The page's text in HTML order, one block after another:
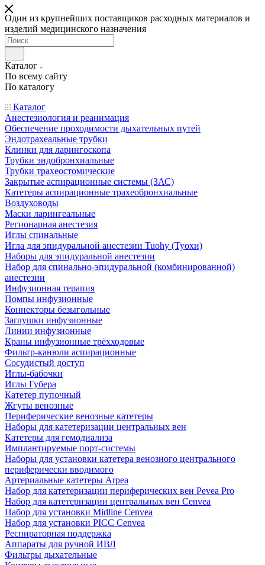
Один из крупнейших поставщиков расходных материалов и
изделий медицинского назначения
Каталог
По всему сайту
По каталогу
Каталог
Анестезиология и реанимация
Обеспечение проходимости дыхательных путей
Эндотрахеальные трубки
Клинки для ларингоскопа
Трубки эндобронхиальные
Трубки трахеостомические
Закрытые аспирационные системы (ЗАС)
Катетеры аспирационные трахеобронхиальные
Воздуховоды
Маски ларингеальные
Регионарная анестезия
Иглы спинальные
Игла для эпидуральной анестезии Tuohy (Туохи)
Наборы для эпидуральной анестезии
Набор для спинально-эпидуральной (комбинированной)
анестезии
Инфузионная терапия
Помпы инфузионные
Коннекторы безыгольные
Заглушки инфузионные
Линии инфузионные
Краны инфузионные трёхходовые
Фильтр-канюли аспирационные
Сосудистый доступ
Иглы-бабочки
Иглы Губера
Катетер пупочный
Жгуты венозные
Периферические венозные катетеры
Наборы для катетеризации центральных вен
Катетеры для гемодиализа
Имплантируемые порт‑системы
Наборы для установки катетера венозного центрального
периферически вводимого
Артериальные катетеры Arpea
Набор для катетеризации периферических вен Pevea Pro
Набор для катетеризации центральных вен Cenvea
Набор для установки Midline Cenvea
Набор для установки PICC Cenvea
Респираторная поддержка
Аппараты для ручной ИВЛ
Фильтры дыхательные